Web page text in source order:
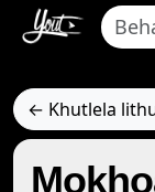
← Khutlela